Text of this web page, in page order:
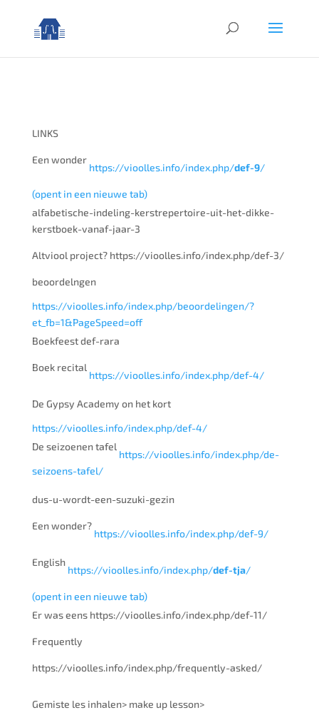
LINKS
Een wonder
https://vioolles.info/index.php/def-9/
(opent in een nieuwe tab)
alfabetische-indeling-kerstrepertoire-uit-het-dikke-
kerstboek-vanaf-jaar-3
Altviool project? https://vioolles.info/index.php/def-3/
beoordelngen
https://vioolles.info/index.php/beoordelingen/?
et_fb=1&PageSpeed=off
Boekfeest def-rara
Boek recital
https://vioolles.info/index.php/def-4/
De Gypsy Academy on het kort
https://vioolles.info/index.php/def-4/
De seizoenen tafel
https://vioolles.info/index.php/de-
seizoens-tafel/
dus-u-wordt-een-suzuki-gezin
Een wonder?
https://vioolles.info/index.php/def-9/
English
https://vioolles.info/index.php/def-tja/
(opent in een nieuwe tab)
Er was eens https://vioolles.info/index.php/def-11/
Frequently
https://vioolles.info/index.php/frequently-asked/
Gemiste les inhalen> make up lesson>